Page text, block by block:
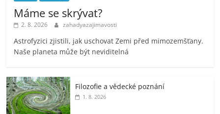
Máme se skrývat?
2. 8. 2026 zahadyazajimavosti
Astrofyzici zjistili, jak uschovat Zemi před mimozemšťany.
Naše planeta může být neviditelná
Filozofie a vědecké poznání
1. 8. 2026